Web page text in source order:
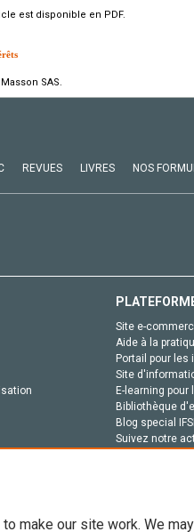
est disponible en PDF.
SAS.
REVUES LIVRES NOS
Site e-
Aide à la
Portail pour les
Site
E-learning
Bibliothèque
Blog special
Suivez notre
make our site work. We